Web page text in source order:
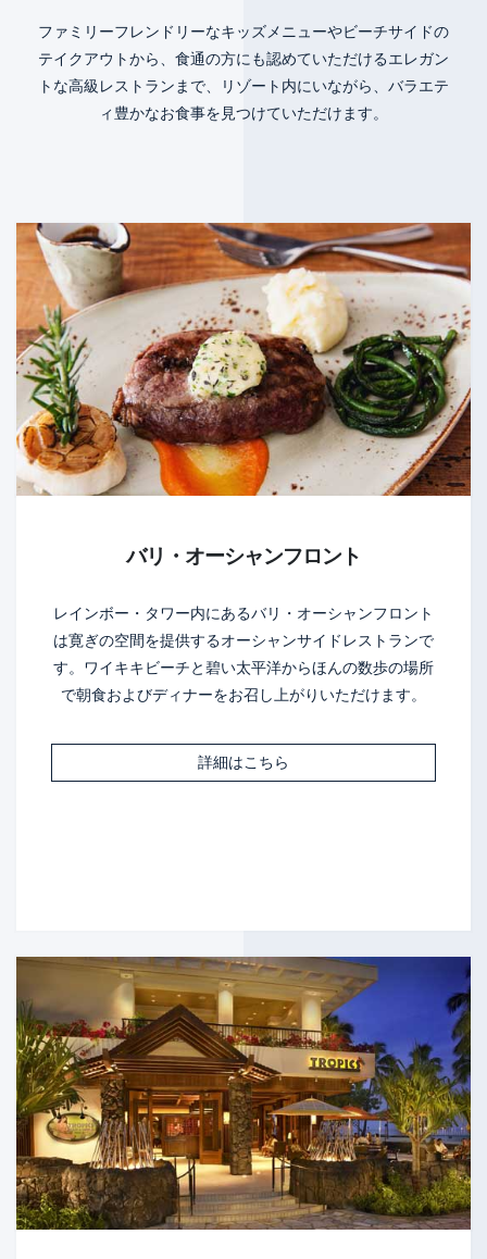
ファミリーフレンドリーなキッズメニューやビーチサイドの
テイクアウトから、食通の方にも認めていただけるエレガン
トな高級レストランまで、リゾート内にいながら、バラエテ
ィ豊かなお食事を見つけていただけます。
バリ・オーシャンフロント
レインボー・タワー内にあるバリ・オーシャンフロント
は寛ぎの空間を提供するオーシャンサイドレストランで
す。ワイキキビーチと碧い太平洋からほんの数歩の場所
で朝食およびディナーをお召し上がりいただけます。
詳細はこちら